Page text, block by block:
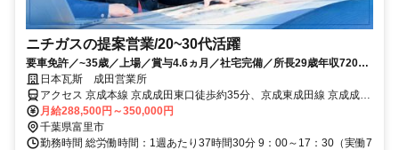
ニチガスの提案営業/20~30代活躍
要車免許／~35歳／上場／賞与4.6ヵ月／社宅完備／所長29歳年収720万
／年休121／完全週休2日
日本瓦斯 成田営業所
アクセス 京成本線 京成成田東口徒歩約35分、京成東成田線 京成成田
東口徒歩約35分、ＪＲ成田線 成田東口徒歩約39分 ※一人一台社用車
貸与、通勤利用可
月給288,500円～350,000円
千葉県富里市
勤務時間 総労働時間：1週あたり37時間30分 9：00～17：30（実働7